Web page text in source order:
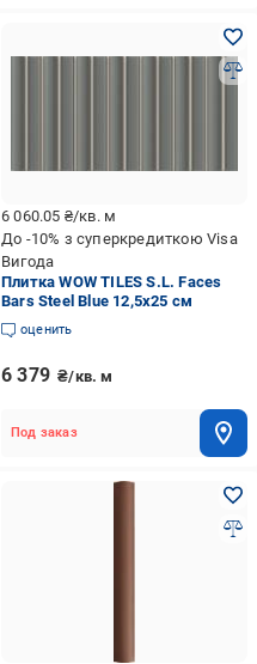
6 060.05 ₴/кв. м
До -10% з суперкредиткою Visa
Вигода
Плитка WOW TILES S.L. Faces
Bars Steel Blue 12,5x25 см
оценить
6 379 ₴/кв. м
Под заказ